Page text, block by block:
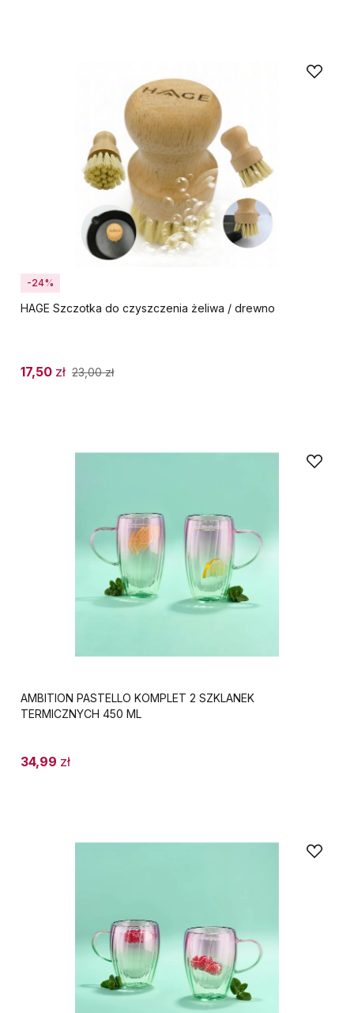
-24%
HAGE Szczotka do czyszczenia żeliwa / drewno
17,50 zł 23,00zł
AMBITION PASTELLO KOMPLET 2 SZKLANEK
TERMICZNYCH 450 ML
34,99 zł